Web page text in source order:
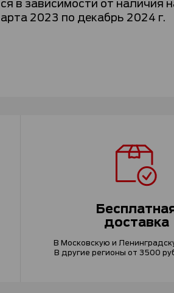
2023 по декабрь 2024 г.
доставка
В Московскую и
В другие регионы от 3500